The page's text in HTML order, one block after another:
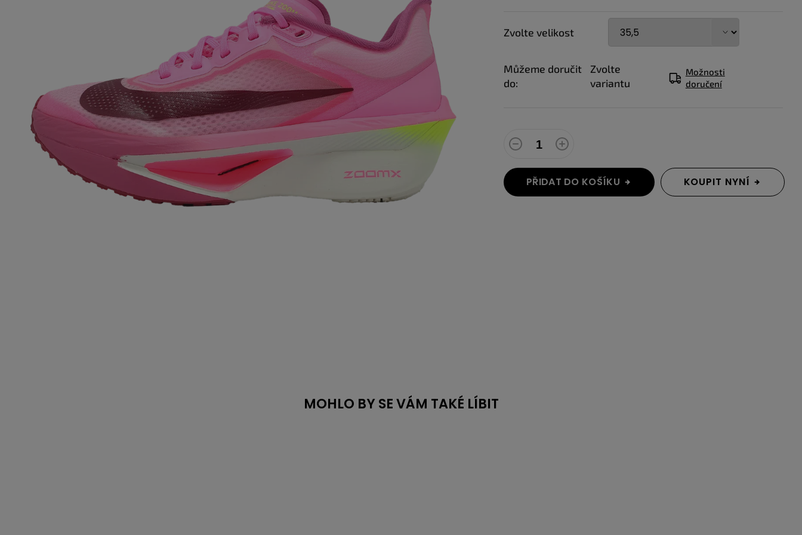
Zvolte velikost
Můžeme doručit
do:
Zvolte
variantu
Možnosti
doručení
PŘIDAT DO KOŠÍKU KOUPIT NYNÍ
MOHLO BY SE VÁM TAKÉ LÍBIT